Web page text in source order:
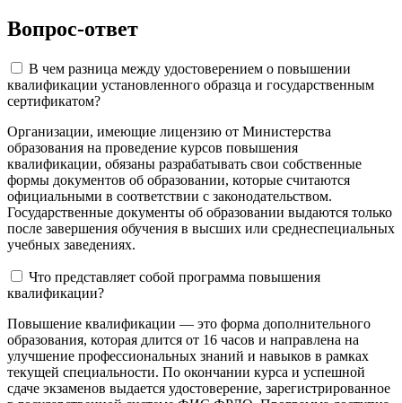
Вопрос-ответ
В чем разница между удостоверением о повышении
квалификации установленного образца и государственным
сертификатом?
Организации, имеющие лицензию от Министерства
образования на проведение курсов повышения
квалификации, обязаны разрабатывать свои собственные
формы документов об образовании, которые считаются
официальными в соответствии с законодательством.
Государственные документы об образовании выдаются только
после завершения обучения в высших или среднеспециальных
учебных заведениях.
Что представляет собой программа повышения
квалификации?
Повышение квалификации — это форма дополнительного
образования, которая длится от 16 часов и направлена на
улучшение профессиональных знаний и навыков в рамках
текущей специальности. По окончании курса и успешной
сдаче экзаменов выдается удостоверение, зарегистрированное